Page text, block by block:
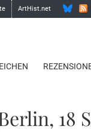
ArtHist.net
18